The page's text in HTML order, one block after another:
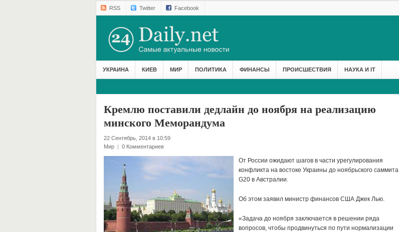
RSS Twitter Facebook
УКРАИНА КИЕВ МИР ПОЛИТИКА ФИНАНСЫ ПРОИСШЕСТВИЯ НАУКА И IT
Кремлю поставили дедлайн до ноября на реализацию
минского Меморандума
22 Сентябрь, 2014 в 10:59
Мир
| 0 Комментариев
От России ожидают шагов в части урегулирования
конфликта на востоке Украины до ноябрьского саммита
G20 в Австралии.
Об этом заявил министр финансов США Джек Лью.
«Задача до ноября заключается в решении ряда
вопросов, чтобы продвинуться по пути нормализации